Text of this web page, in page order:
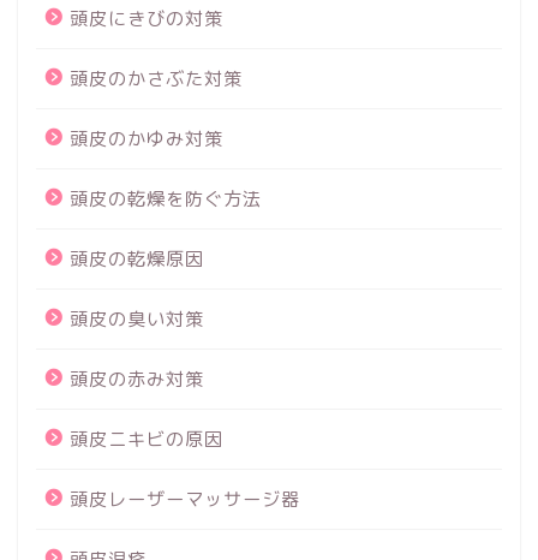
頭皮にきびの対策
頭皮のかさぶた対策
頭皮のかゆみ対策
頭皮の乾燥を防ぐ方法
頭皮の乾燥原因
頭皮の臭い対策
頭皮の赤み対策
頭皮ニキビの原因
頭皮レーザーマッサージ器